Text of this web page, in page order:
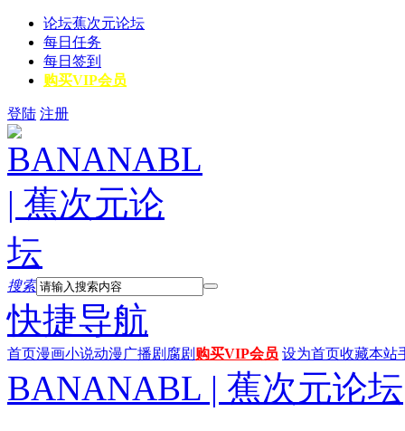
论坛蕉次元论坛
每日任务
每日签到
购买VIP会员
登陆 注册
搜索
快捷导航
首页漫画小说动漫广播剧 腐剧 购买VIP会员 设为首页收藏本站
BANANABL | 蕉次元论坛